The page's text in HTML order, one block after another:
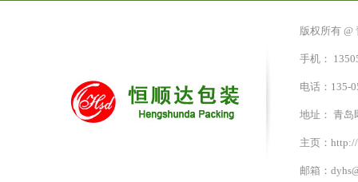
版权所有 @
手机：
电话：135-
地址： 青岛
主页：http://
邮箱：